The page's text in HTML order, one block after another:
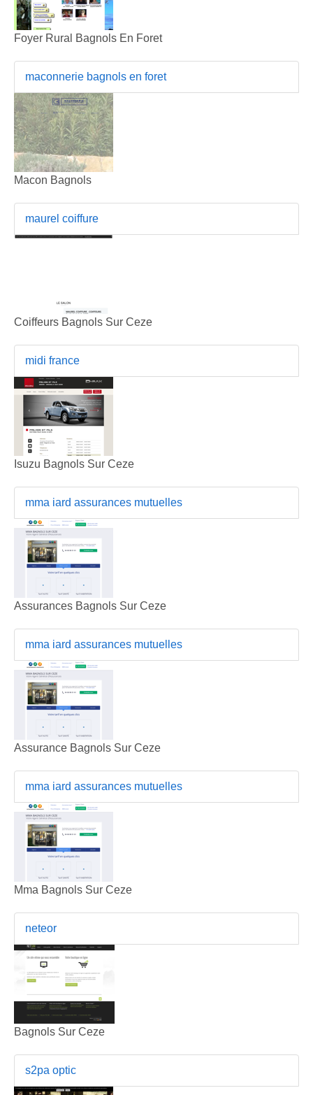
Foyer Rural Bagnols En Foret
maconnerie bagnols en foret
Macon Bagnols
maurel coiffure
Coiffeurs Bagnols Sur Ceze
midi france
Isuzu Bagnols Sur Ceze
mma iard assurances mutuelles
Assurances Bagnols Sur Ceze
mma iard assurances mutuelles
Assurance Bagnols Sur Ceze
mma iard assurances mutuelles
Mma Bagnols Sur Ceze
neteor
Bagnols Sur Ceze
s2pa optic